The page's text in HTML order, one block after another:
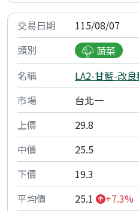
115/08/07
蔬菜
LA2-甘藍-改良
台北一
29.8
25.5
19.3
25.1
+7.3%